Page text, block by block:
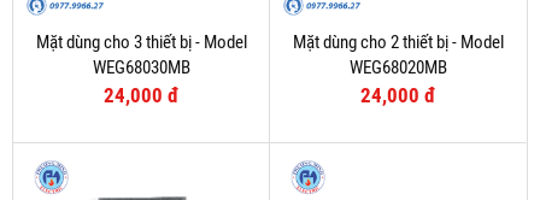
Mặt dùng cho 3 thiết bị - Model
WEG68030MB
24,000 đ
Mặt dùng cho 2 thiết bị - Model
WEG68020MB
24,000 đ